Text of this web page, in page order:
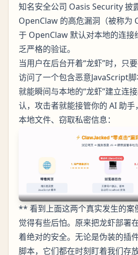
知名安全公司 Oasis Security 披
OpenClaw 的高危漏洞（被称为
于 OpenClaw 默认对本地的连接
乏严格的验证。
当用户在后台开着“龙虾”时，只
访问了一个包含恶意JavaScript
就能瞬间与本地的“龙虾”建立连
认，攻击者就能接管你的 AI 助
本地文件、窃取私密信息：
** 看到上面这两个真实发生的案
觉得有些后怕。原来把龙虾部署
着绝对的安全。无论是伪装的插
脚本，它们都在时刻盯着我们存